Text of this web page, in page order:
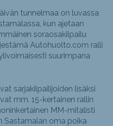
tunnelmaa on luvassa
kun ajetaan
soraosakilpailu
Autohuolto.com ralli
suurimpana
sarjakilpailijoiden lisäksi
mm. 15-kertainen rallin
MM-mitalisti
Sastamalan oma poika